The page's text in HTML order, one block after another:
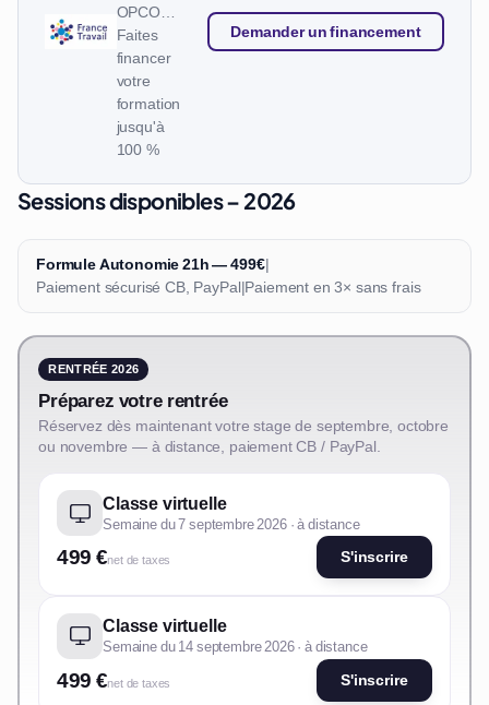
OPCO…
Faites
financer
votre
formation
jusqu'à
100 %
Demander un financement
Sessions disponibles – 2026
Formule Autonomie 21h — 499€|
Paiement sécurisé CB, PayPal|Paiement en 3× sans frais
RENTRÉE 2026
Préparez votre rentrée
Réservez dès maintenant votre stage de septembre, octobre
ou novembre — à distance, paiement CB / PayPal.
Classe virtuelle
Semaine du 7 septembre 2026 · à distance
499 €net de taxes S'inscrire
Classe virtuelle
Semaine du 14 septembre 2026 · à distance
499 €net de taxes S'inscrire